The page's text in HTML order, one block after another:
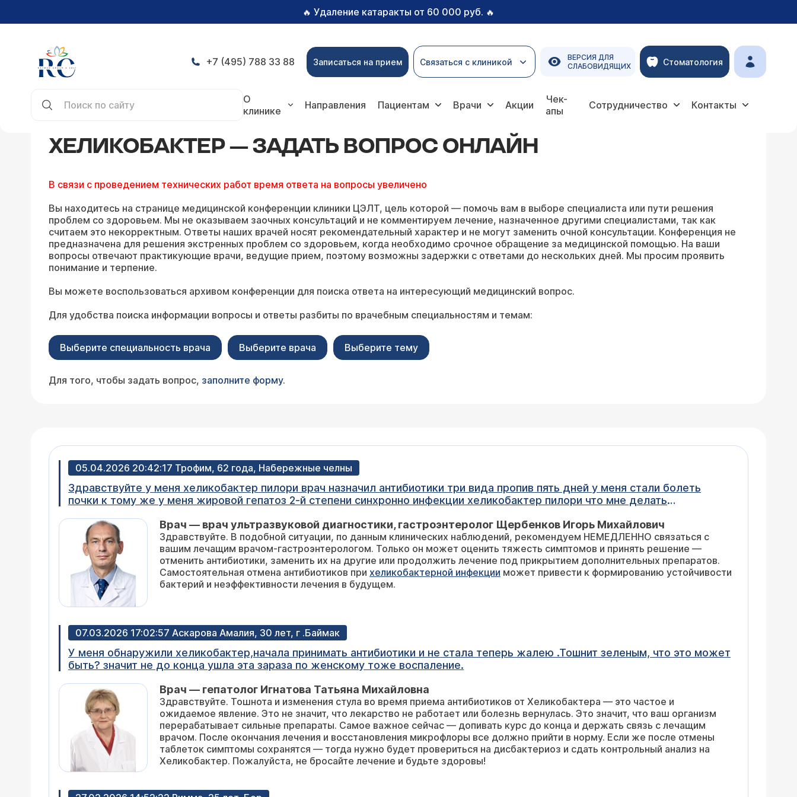
🔥 Удаление катаракты от 60 000 руб. 🔥
+7 (495) 788 33 88 Записаться на прием Связаться с клиникой
ВЕРСИЯ ДЛЯ
СЛАБОВИДЯЩИХ
Стоматология
О
клинике
Направления Пациентам Врачи Акции
Чек-
апы
Сотрудничество Контакты
ХЕЛИКОБАКТЕР — ЗАДАТЬ ВОПРОС ОНЛАЙН
В связи с проведением технических работ время ответа на вопросы увеличено
Вы находитесь на странице медицинской конференции клиники ЦЭЛТ, цель которой — помочь вам в выборе специалиста или пути решения
проблем со здоровьем. Мы не оказываем заочных консультаций и не комментируем лечение, назначенное другими специалистами, так как
считаем это некорректным. Ответы наших врачей носят рекомендательный характер и не могут заменить очной консультации. Конференция не
предназначена для решения экстренных проблем со здоровьем, когда необходимо срочное обращение за медицинской помощью. На ваши
вопросы отвечают практикующие врачи, ведущие прием, поэтому возможны задержки с ответами до нескольких дней. Мы просим проявить
понимание и терпение.
Вы можете воспользоваться архивом конференции для поиска ответа на интересующий медицинский вопрос.
Для удобства поиска информации вопросы и ответы разбиты по врачебным специальностям и темам:
Выберите специальность врача Выберите врача Выберите тему
Для того, чтобы задать вопрос, заполните форму.
05.04.2026 20:42:17 Трофим, 62 года, Набережные челны
Здравствуйте у меня хеликобактер пилори врач назначил антибиотики три вида пропив пять дней у меня стали болеть
почки к тому же у меня жировой гепатоз 2-й степени синхронно инфекции хеликобактер пилори что мне делать
Врач — врач ультразвуковой диагностики, гастроэнтеролог Щербенков Игорь Михайлович
Здравствуйте. В подобной ситуации, по данным клинических наблюдений, рекомендуем НЕМЕДЛЕННО связаться с
вашим лечащим врачом-гастроэнтерологом. Только он может оценить тяжесть симптомов и принять решение —
отменить антибиотики, заменить их на другие или продолжить лечение под прикрытием дополнительных препаратов.
Самостоятельная отмена антибиотиков при хеликобактерной инфекции может привести к формированию устойчивости
бактерий и неэффективности лечения в будущем.
07.03.2026 17:02:57 Аскарова Амалия, 30 лет, г .Баймак
У меня обнаружили хеликобактер,начала принимать антибиотики и не стала теперь жалею .Тошнит зеленым, что это может
быть? значит не до конца ушла эта зараза по женскому тоже воспаление.
Врач — гепатолог Игнатова Татьяна Михайловна
Здравствуйте. Тошнота и изменения стула во время приема антибиотиков от Хеликобактера — это частое и
ожидаемое явление. Это не значит, что лекарство не работает или болезнь вернулась. Это значит, что ваш организм
перерабатывает сильные препараты. Самое важное сейчас — допивать курс до конца и держать связь с лечащим
врачом. После окончания лечения и восстановления микрофлоры все должно прийти в норму. Если же после отмены
таблеток симптомы сохранятся — тогда нужно будет провериться на дисбактериоз и сдать контрольный анализ на
Хеликобактер. Пожалуйста, не бросайте лечение и будьте здоровы!